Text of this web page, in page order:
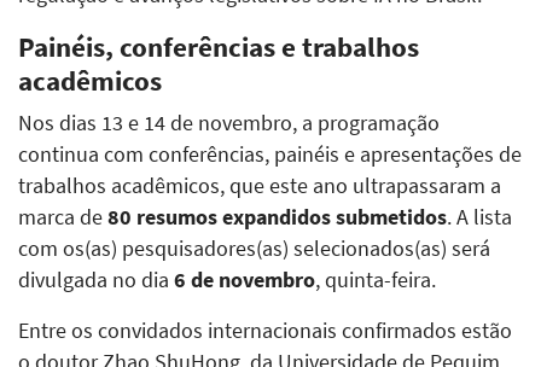
Painéis, conferências e trabalhos
acadêmicos
Nos dias 13 e 14 de novembro, a programação
continua com conferências, painéis e apresentações de
trabalhos acadêmicos, que este ano ultrapassaram a
marca de80 resumos expandidos submetidos. A lista
com os(as) pesquisadores(as) selecionados(as) será
divulgada no dia 6 de novembro, quinta-feira.
Entre os convidados internacionais confirmados estão